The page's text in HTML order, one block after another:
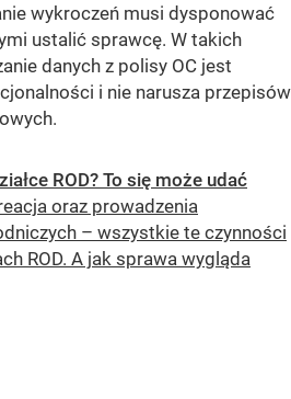
wykroczeń musi dysponować
ustalić sprawcę. W takich
danych z polisy OC jest
i nie narusza przepisów
ROD? To się może udać
oraz prowadzenia
– wszystkie te czynności
ROD. A jak sprawa wygląda